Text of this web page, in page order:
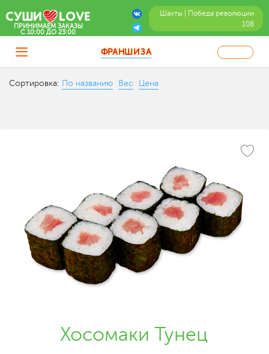
Шахты | Победа революции
108
ПРИНИМАЕМ ЗАКАЗЫ
C 10:00 ДО 23:00
ФРАНШИЗА
Сортировка: По названию Вес Цена
Хосомаки Тунец